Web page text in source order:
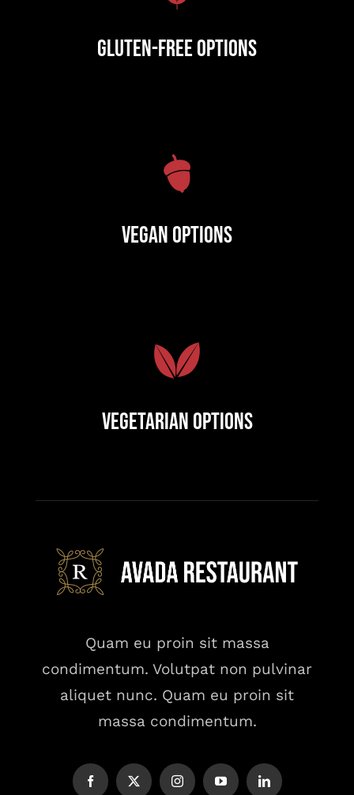
Gluten-Free Options
Vegan Options
Vegetarian Options
Quam eu proin sit massa
condimentum. Volutpat non pulvinar
aliquet nunc. Quam eu proin sit
massa condimentum.